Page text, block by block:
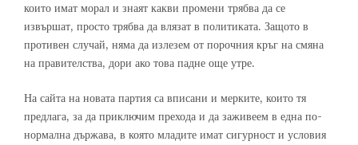
които имат морал и знаят какви промени трябва да се
извършат, просто трябва да влязат в политиката. Защото в
противен случай, няма да излезем от порочния кръг на смяна
на правителства, дори ако това падне още утре.
На сайта на новата партия са вписани и мерките, които тя
предлага, за да приключим прехода и да заживеем в една по-
нормална държава, в която младите имат сигурност и условия